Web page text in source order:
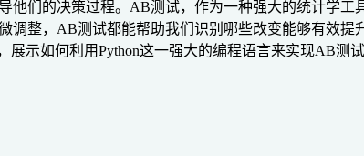
们的决策过程。AB测试，作为一种强大的统计学工
整，AB测试都能帮助我们识别哪些改变能够有效
示如何利用Python这一强大的编程语言来实现AB测